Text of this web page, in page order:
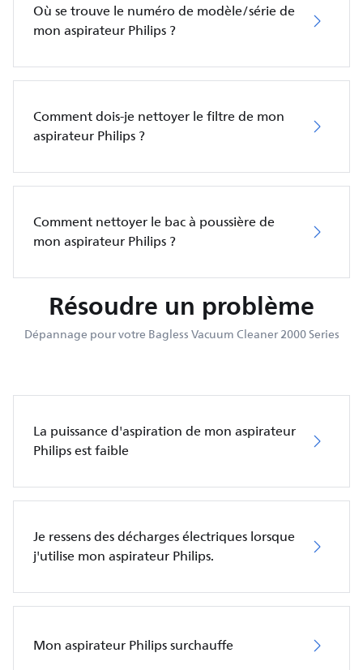
Où se trouve le numéro de modèle/série de
mon aspirateur Philips ?
Comment dois-je nettoyer le filtre de mon
aspirateur Philips ?
Comment nettoyer le bac à poussière de
mon aspirateur Philips ?
Résoudre un problème
Dépannage pour votre Bagless Vacuum Cleaner 2000 Series
La puissance d'aspiration de mon aspirateur
Philips est faible
Je ressens des décharges électriques lorsque
j'utilise mon aspirateur Philips.
Mon aspirateur Philips surchauffe